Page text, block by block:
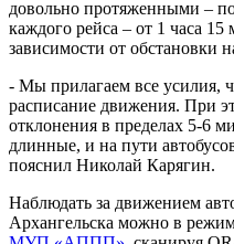
довольно протяженными –
каждого рейса – от 1 часа
зависимости от обстановки
- Мы прилагаем все усилия,
расписание движения. При
отклонения в пределах 5-6
длинные, и на пути
пояснил Николай Карягин.
Наблюдать за движением
Архангельска можно в